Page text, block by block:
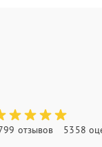
отзывов 5358